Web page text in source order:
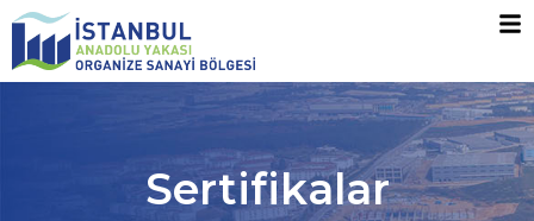
Sertifikalar